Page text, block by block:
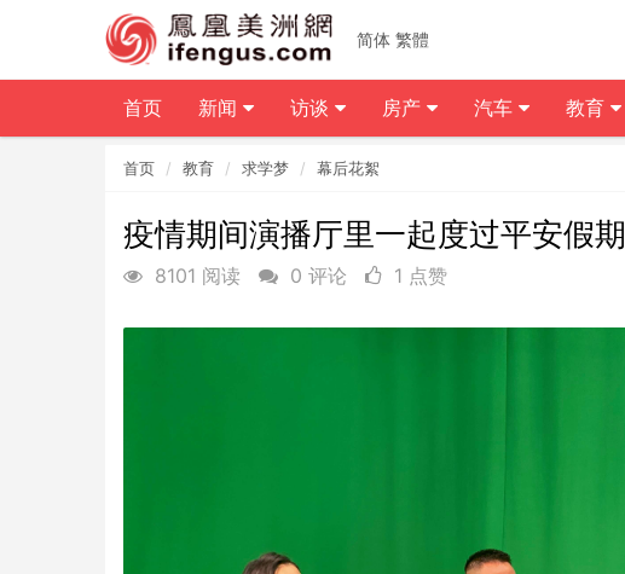
首页 教育 求学梦 幕后花絮
疫情期间演播厅里一起度过平安假期
8101 阅读 0 评论 1 点赞
简体 繁體
首页 新闻 访谈 房产 汽车 教育